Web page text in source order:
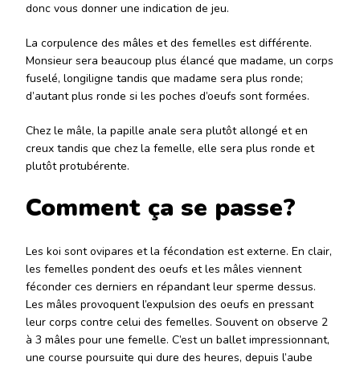
donc vous donner une indication de jeu.
La corpulence des mâles et des femelles est différente.
Monsieur sera beaucoup plus élancé que madame, un corps
fuselé, longiligne tandis que madame sera plus ronde;
d’autant plus ronde si les poches d’oeufs sont formées.
Chez le mâle, la papille anale sera plutôt allongé et en
creux tandis que chez la femelle, elle sera plus ronde et
plutôt protubérente.
Comment ça se passe?
Les koi sont ovipares et la fécondation est externe. En clair,
les femelles pondent des oeufs et les mâles viennent
féconder ces derniers en répandant leur sperme dessus.
Les mâles provoquent l’expulsion des oeufs en pressant
leur corps contre celui des femelles. Souvent on observe 2
à 3 mâles pour une femelle. C’est un ballet impressionnant,
une course poursuite qui dure des heures, depuis l’aube